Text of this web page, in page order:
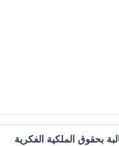
بحقوق الملكية الفكرية